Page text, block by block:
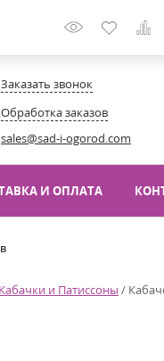
Заказать звонок
Обработка заказов
sales@sad-i-ogorod.com
И ОПЛАТА
Кабачки и Патиссоны /